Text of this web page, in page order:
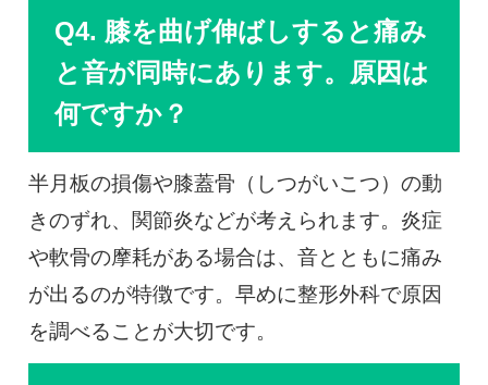
Q4. 膝を曲げ伸ばしすると痛み
と音が同時にあります。原因は
何ですか？
半月板の損傷や膝蓋骨（しつがいこつ）の動
きのずれ、関節炎などが考えられます。炎症
や軟骨の摩耗がある場合は、音とともに痛み
が出るのが特徴です。早めに整形外科で原因
を調べることが大切です。